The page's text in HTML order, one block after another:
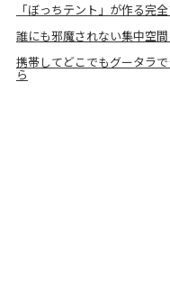
「ぼっちテント」が作る完
誰にも邪魔されない集中空
携帯してどこでもグータラ
ら